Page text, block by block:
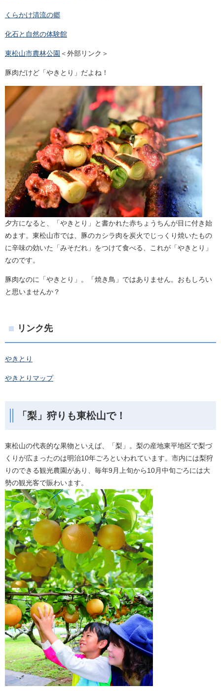
くらかけ清流の郷
化石と自然の体験館
東松山市農林公園 ＜外部リンク＞
豚肉だけど「やきとり」だよね！
夕方になると、「やきとり」と書かれた赤ちょうちんが目に付き始
めます。東松山市では、豚のカシラ肉を炭火でじっくり焼いたもの
に辛味の効いた「みそだれ」をつけて食べる、これが「やきとり」
なのです。
豚肉なのに「やきとり」。「焼き鳥」ではありません。おもしろい
と思いませんか？
リンク先
やきとり
やきとりマップ
「梨」狩りも東松山で！
東松山の代表的な果物といえば、「梨」。梨の産地東平地区で梨づ
くりが広まったのは明治10年ごろといわれています。市内には梨狩
りのできる観光農園があり、毎年9月上旬から10月中旬ごろには大
勢の観光客で賑わいます。